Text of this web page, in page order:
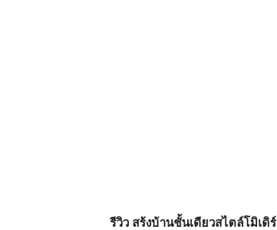
รีวิว สร้งบ้านชั้นเดียวสไตล์โมิเดิ